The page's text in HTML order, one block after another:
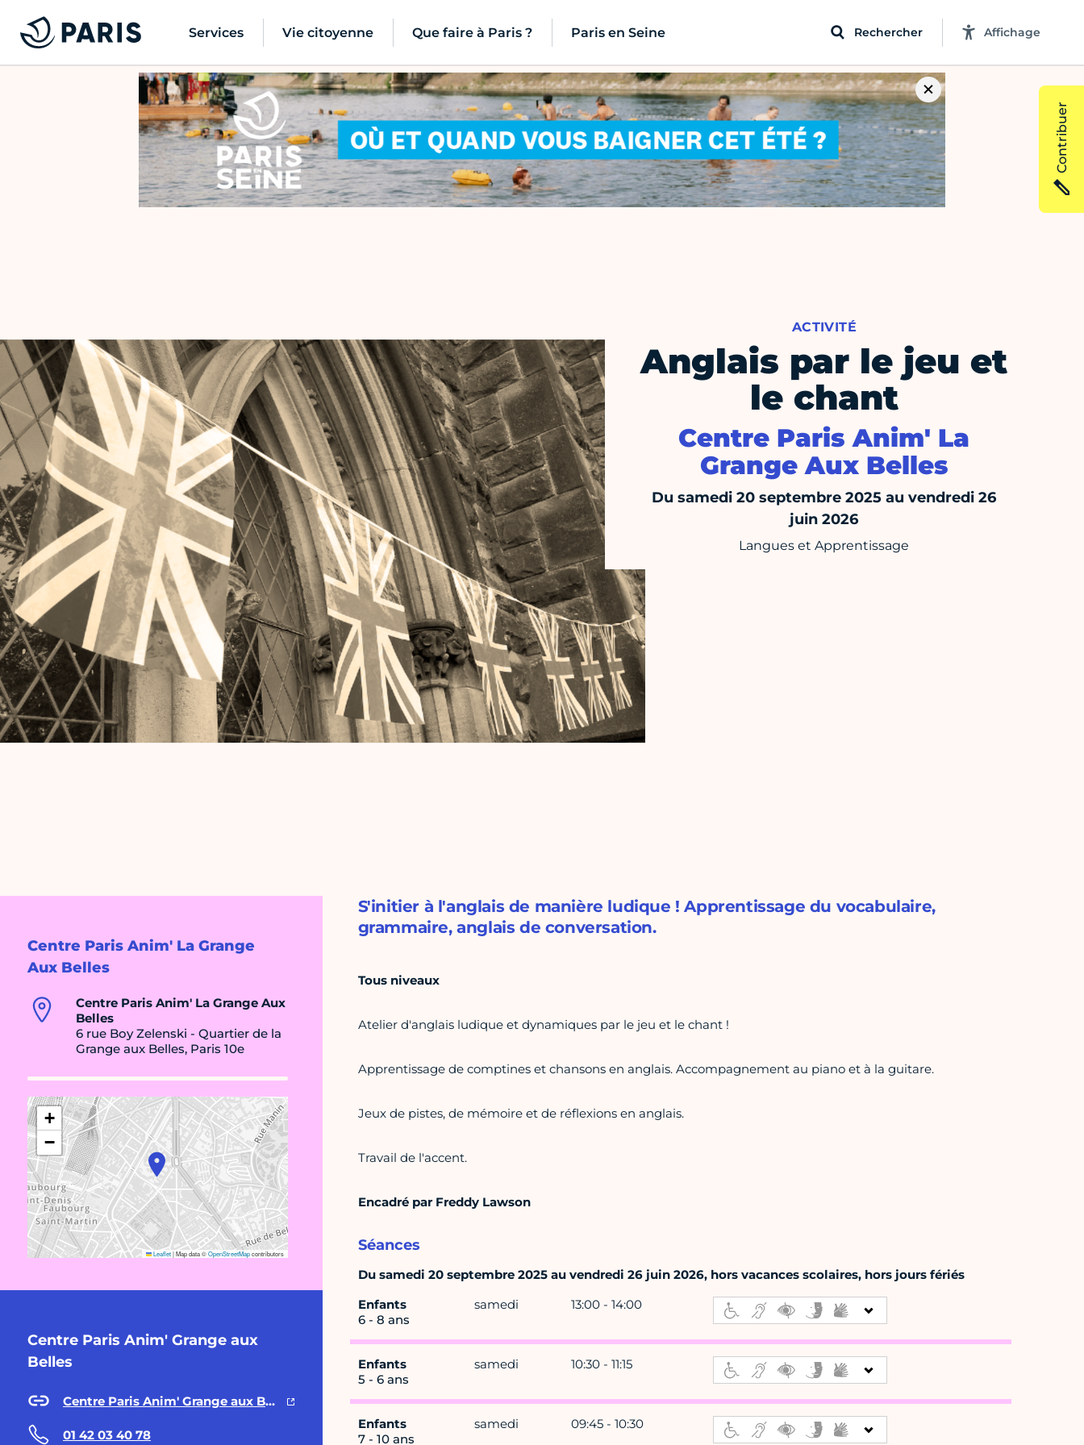
Services Vie citoyenne Que faire à Paris ? Paris en Seine Rechercher Affichage
ACTIVITÉ
Anglais par le jeu et
le chant
Centre Paris Anim' La
Grange Aux Belles
Du samedi 20 septembre 2025 au vendredi 26
juin 2026
Langues et Apprentissage
Centre Paris Anim' La Grange
Aux Belles
Centre Paris Anim' La Grange Aux
Belles
6 rue Boy Zelenski - Quartier de la
Grange aux Belles, Paris 10e
+
−
Leaflet|Map data ©OpenStreetMapcontributors
Centre Paris Anim' Grange aux
Belles
Centre Paris Anim' Grange aux Belles
01 42 03 40 78
S'initier à l'anglais de manière ludique ! Apprentissage du vocabulaire,
grammaire, anglais de conversation.
Tous niveaux
Atelier d'anglais ludique et dynamiques par le jeu et le chant !
Apprentissage de comptines et chansons en anglais. Accompagnement au piano et à la guitare.
Jeux de pistes, de mémoire et de réflexions en anglais.
Travail de l'accent.
Encadré par Freddy Lawson
Séances
Du samedi 20 septembre 2025 au vendredi 26 juin 2026, hors vacances scolaires, hors jours fériés
Enfants
6 - 8 ans
samedi 13:00 - 14:00
Enfants
5 - 6 ans
samedi 10:30 - 11:15
Enfants
7 - 10 ans
samedi 09:45 - 10:30
Contribuer